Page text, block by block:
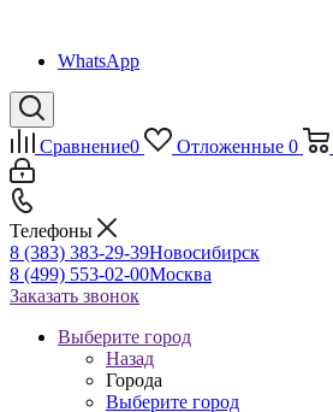
WhatsApp
Сравнение0 Отложенные 0
Телефоны
8 (383) 383-29-39Новосибирск
8 (499) 553-02-00Москва
Заказать звонок
Выберите город
Назад
Города
Выберите город